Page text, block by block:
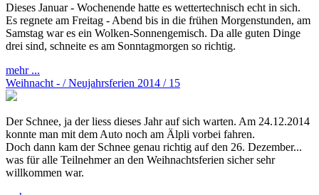
Dieses Januar - Wochenende hatte es wettertechnisch echt in sich.
Es regnete am Freitag - Abend bis in die frühen Morgenstunden, am
Samstag war es ein Wolken-Sonnengemisch. Da alle guten Dinge
drei sind, schneite es am Sonntagmorgen so richtig.
mehr ...
Weihnacht - / Neujahrsferien 2014 / 15
Der Schnee, ja der liess dieses Jahr auf sich warten. Am 24.12.2014
konnte man mit dem Auto noch am Älpli vorbei fahren.
Doch dann kam der Schnee genau richtig auf den 26. Dezember...
was für alle Teilnehmer an den Weihnachtsferien sicher sehr
willkommen war.